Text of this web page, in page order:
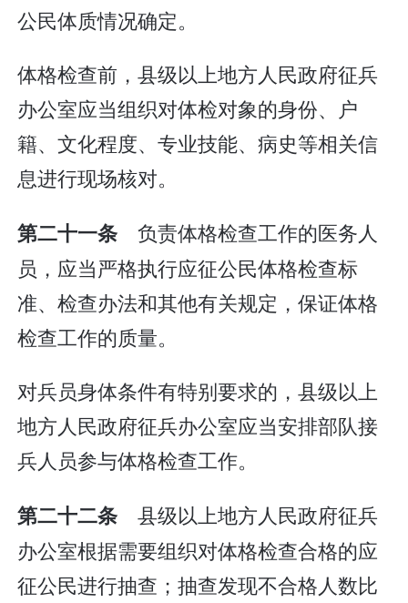
公民体质情况确定。
体格检查前，县级以上地方人民政府征兵
办公室应当组织对体检对象的身份、户
籍、文化程度、专业技能、病史等相关信
息进行现场核对。
第二十一条 负责体格检查工作的医务人
员，应当严格执行应征公民体格检查标
准、检查办法和其他有关规定，保证体格
检查工作的质量。
对兵员身体条件有特别要求的，县级以上
地方人民政府征兵办公室应当安排部队接
兵人员参与体格检查工作。
第二十二条 县级以上地方人民政府征兵
办公室根据需要组织对体格检查合格的应
征公民进行抽查；抽查发现不合格人数比